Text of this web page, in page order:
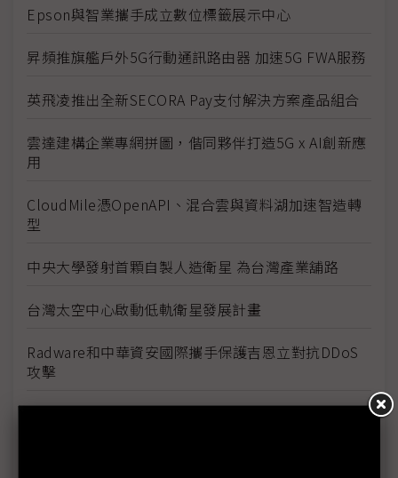
Epson與智業攜手成立數位標籤展示中心
昇頻推旗艦戶外5G行動通訊路由器 加速5G FWA服務
英飛凌推出全新SECORA Pay支付解決方案產品組合
雲達建構企業專網拼圖，偕同夥伴打造5G x AI創新應
用
CloudMile憑OpenAPI、混合雲與資料湖加速智造轉
型
中央大學發射首顆自製人造衛星 為台灣產業舖路
台灣太空中心啟動低軌衛星發展計畫
Radware和中華資安國際攜手保護吉恩立對抗DDoS
攻擊